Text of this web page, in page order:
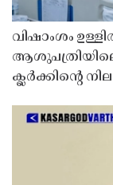
വിഷാംശം
ക്ലർക്കിൻ്റെ